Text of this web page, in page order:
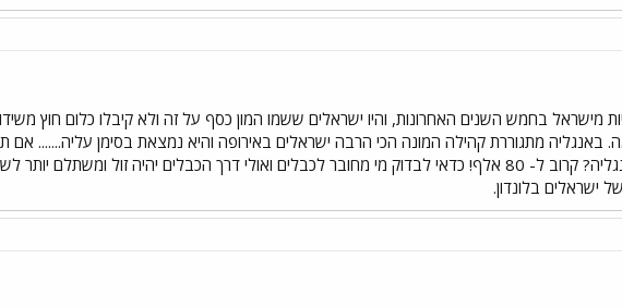
מישראל בחמש השנים האחרונות, והיו ישראלים ששמו המון כסף על זה ולא קיבלו כלום חוץ
באנגליה מתגוררת קהילה המונה הכי הרבה ישראלים באירופה והיא נמצאת בסימן עליה....... אם
אחרים. אתם יודעים כמה ישראלים יש באנגליה? קרוב ל- 80 אלף! כדאי לבדוק מי מחובר לכבלים ואולי דרך הכבלים יהיה זול
ישראלים בלונדון.